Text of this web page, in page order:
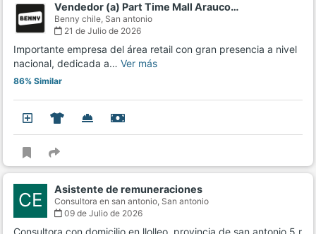
Vendedor (a) Part Time Mall Arauco…
Benny chile, San antonio
21 de Julio de 2026
Importante empresa del área retail con gran presencia a nivel
nacional, dedicada a… Ver más
86% Similar
CE Asistente de remuneraciones
Consultora en san antonio, San antonio
09 de Julio de 2026
Consultora con domicilio en llolleo, provincia de san antonio 5 r